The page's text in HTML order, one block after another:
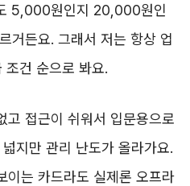
5,000원인지 20,000원인
거든요. 그래서 저는 항상 업
건 순으로 봐요.
고 접근이 쉬워서 입문용으로
지만 관리 난도가 올라가요.
이는 카드라도 실제론 오프라